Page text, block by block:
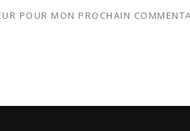
POUR MON PROCHAIN